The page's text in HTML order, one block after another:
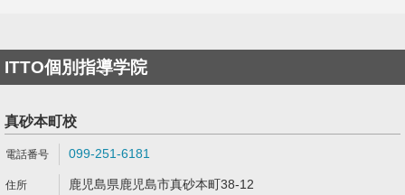
ITTO個別指導学院
真砂本町校
099-251-6181
鹿児島県鹿児島市真砂本町38-12